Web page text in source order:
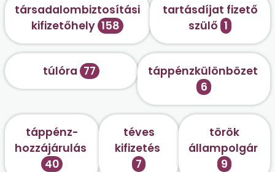
társadalombiztosítási
kifizetőhely 158
tartásdíjat fizető
szülő 1
túlóra 77
táppénzkülönbözet
6
táppénz-
hozzájárulás
40
téves
kifizetés
7
török
állampolgár
9